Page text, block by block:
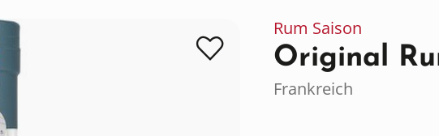
Rum Saison
Original
Frankreich